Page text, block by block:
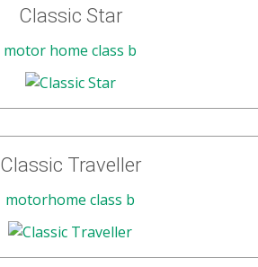
Classic Star
motor home class b
Classic Traveller
motorhome class b